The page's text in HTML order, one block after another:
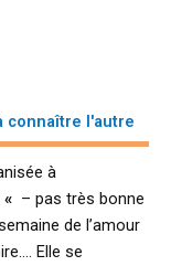
connaître l'autre
à
– pas très bonne
de l’amour
Elle se